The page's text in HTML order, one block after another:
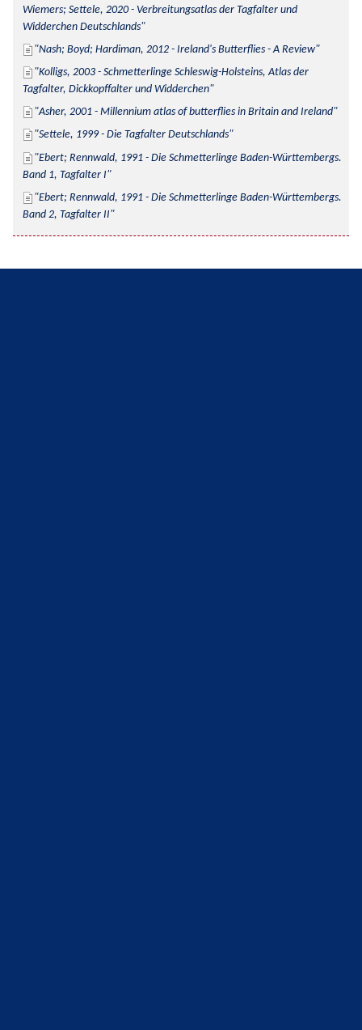
Wiemers; Settele, 2020 - Verbreitungsatlas der Tagfalter und
Widderchen Deutschlands
Nash; Boyd; Hardiman, 2012 - Ireland's Butterflies - A Review
Kolligs, 2003 - Schmetterlinge Schleswig-Holsteins, Atlas der
Tagfalter, Dickkopffalter und Widderchen
Asher, 2001 - Millennium atlas of butterflies in Britain and Ireland
Settele, 1999 - Die Tagfalter Deutschlands
Ebert; Rennwald, 1991 - Die Schmetterlinge Baden-Württembergs.
Band 1, Tagfalter I
Ebert; Rennwald, 1991 - Die Schmetterlinge Baden-Württembergs.
Band 2, Tagfalter II